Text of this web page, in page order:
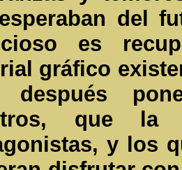
del
es
gráfico
después
que la
y los